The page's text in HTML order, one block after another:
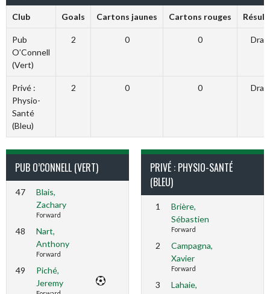
Club Goals Cartons jaunes Cartons rouges
Pub
O’Connell
(Vert)
2 0 0 Draw
Privé :
Physio-
Santé
(Bleu)
2 0 0 Draw
PUB O’CONNELL (VERT)
47
Blais,
Zachary
Forward
48
Nart,
Anthony
Forward
49
Piché,
Jeremy
PRIVÉ : PHYSIO-SANTÉ
(BLEU)
1
Brière,
Sébastien
Forward
2
Campagna,
Xavier
Forward
3
Lahaie,